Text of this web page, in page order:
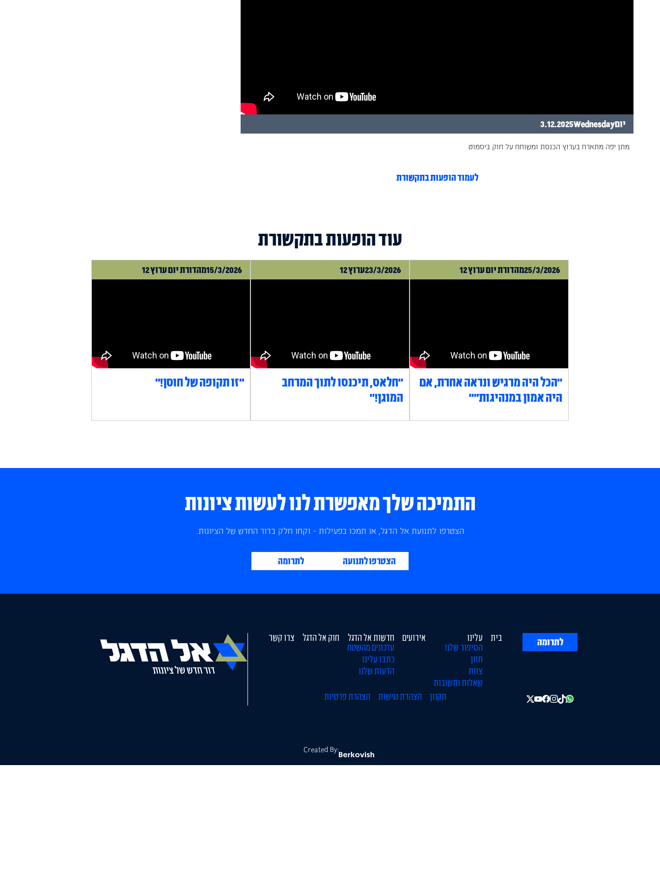
יוםWednesday
3.12.2025
‍מתן יפה מתארח בערוץ הכנסת ומשוחח על חוק ביסמוט
לעמוד הופעות בתקשורת
עוד הופעות בתקשורת
25/3/2026מהדורת יום ערוץ 12
"הכל היה מרגיש ונראה אחרת, אם
היה אמון במנהיגות״"
23/3/2026ערוץ 12
"חלאס, תיכנסו לתוך המרחב
המוגן!"
15/3/2026מהדורת יום ערוץ 12
״זו תקופה של חוסן!״
התמיכה שלך מאפשרת לנו לעשות ציונות
הצטרפו לתנועת אל הדגל, או תמכו בפעילות - וקחו חלק בדור החדש של הציונות.
הצטרפו לתנועה לתרומה
בית
עלינו
הסיפור שלנו
חזון
צוות
שאלות ותשובות
אירועים
חדשות אל הדגל
עדכונים מהשטח
כתבו עלינו
הדעות שלנו
חוק אל הדגל צרו קשר
תקנון הצהרת נגישות הצהרת פרטיות
לתרומה
Created By: